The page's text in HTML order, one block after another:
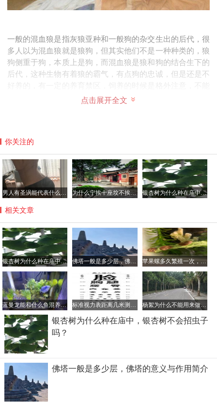
一般的混血狼是指灰狼亚种和一般狗的杂交生出的后代，很
多人以为混血狼就是狼狗，但其实他们不是一种种类的，狼
狗侧重于狗，本质上是狗，而混血狼是狼和狗的结合生下的
后代，这种生物有着狼的霸气，有点狗的忠诚，但是还是不
让它认识到狼性的一面。
要说混血狼养来有什么用，肤浅一点的就是看家护院，出门
点击展开全文
你关注的
男人有圣涡能代表什么，腰窝是极少的人才有吗？ 为什么宁挨十座坟不挨一座庙，坟前庙后是风水宝地真的假的？ 银杏树为什么种在庙中，银杏树不会招虫子吗？
相关文章
银杏树为什么种在庙中，银杏树不会招虫子吗？ 佛塔一般是多少层，佛塔的意义与作用简介 苹果螺多久繁殖一次，一个苹果螺会爆缸吗？
蓝曼龙能和什么鱼混养，这种鱼么分公母图解 标准视力表距离几米测，视力表对应的眼镜度数是怎样的？ 杨絮为什么不能用来做棉衣、羽绒服，杨絮对人体有什么危害？
银杏树为什么种在庙中，银杏树不会招虫子
吗？
佛塔一般是多少层，佛塔的意义与作用简介